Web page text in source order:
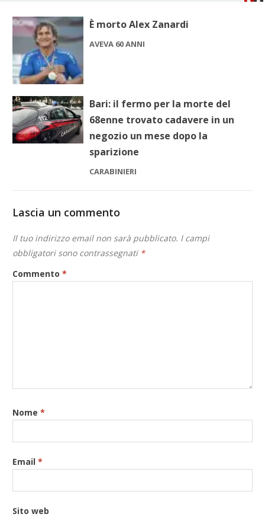
È morto Alex Zanardi
AVEVA 60 ANNI
Bari: il fermo per la morte del
68enne trovato cadavere in un
negozio un mese dopo la
sparizione
CARABINIERI
Lascia un commento
Il tuo indirizzo email non sarà pubblicato. I campi
obbligatori sono contrassegnati *
Commento*
Nome*
Email*
Sito web